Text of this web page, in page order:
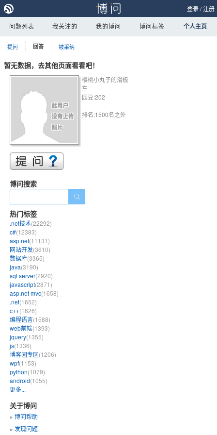
登录/注册
问题列表 我关注的 我的博问 博问标签 个人主页
提问 回答 被采纳
暂无数据，去其他页面看看吧！
樱桃小丸子的滑板
车
园豆:202
排名:1500名之外
博问搜索
热门标签
.net技术(22292)
c#(12383)
asp.net(11131)
网站开发(3610)
数据库(3365)
java(3190)
sql server(2920)
javascript(2871)
asp.net mvc(1658)
.net(1652)
c++(1626)
编程语言(1588)
web前端(1393)
jquery(1355)
js(1336)
博客园专区(1206)
wpf(1153)
python(1079)
android(1055)
更多...
关于博问
» 博问帮助
» 发现问题